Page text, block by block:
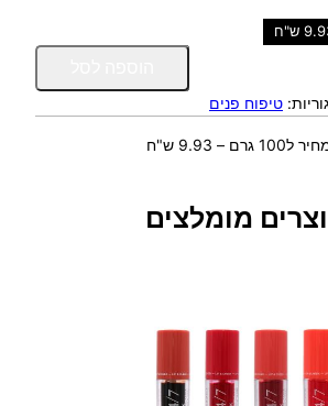
כ
ש
B
מ
ס
טיפוח פנים
ל100 גרם – 9.93 ש"ח
מומלצים